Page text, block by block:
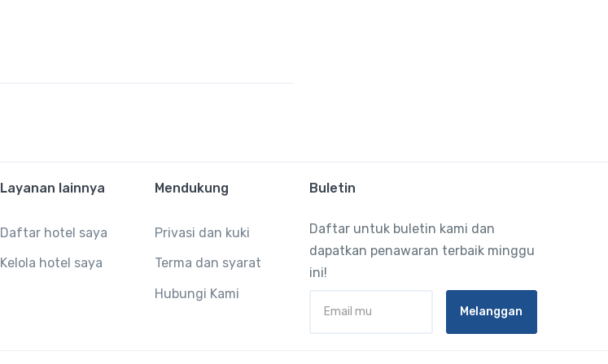
Layanan lainnya
Daftar hotel saya
Kelola hotel saya
Mendukung
Privasi dan kuki
Terma dan syarat
Hubungi Kami
Buletin
Daftar untuk buletin kami dan
dapatkan penawaran terbaik minggu
ini!
Melanggan